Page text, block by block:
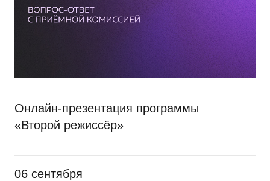
Онлайн-презентация программы
«Второй режиссёр»
06 сентября